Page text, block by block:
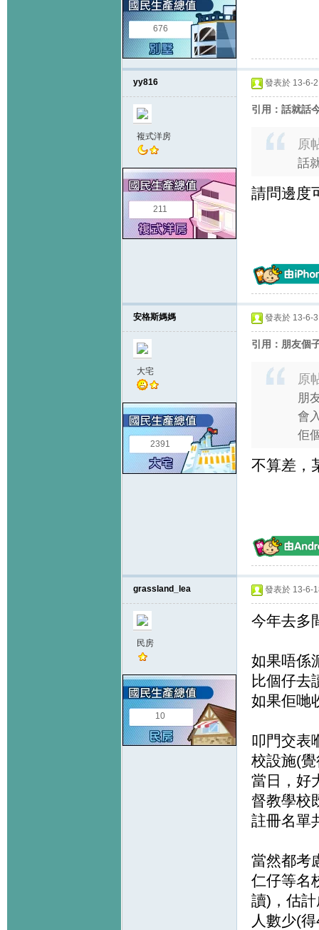
676
yy816
複式洋房
211
發表於 13-6-
引用：話就話
原
話
請問邊度
安格斯媽媽
大宅
2391
發表於 13-6-
引用：朋友個
原
朋
會
佢
不算差，
grassland_lea
民房
10
發表於 13-6-
今年去多
如果唔係
比個仔去
如果佢哋
叩門交表
校設施(
當日，好
督教學校
註冊名單
當然都考
仁仔等名
讀)，估
人數少(